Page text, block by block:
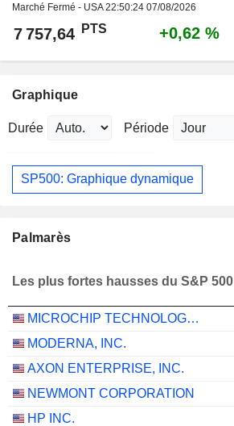
Marché Fermé - USA22:50:24 07/08/2026
7 757,64 PTS +0,62 %
Graphique
Durée Période
SP500: Graphique dynamique
Palmarès
Les plus fortes hausses du S&P 500
MICROCHIP TECHNOLOGY INCORPORATED
MODERNA, INC.
AXON ENTERPRISE, INC.
NEWMONT CORPORATION
HP INC.